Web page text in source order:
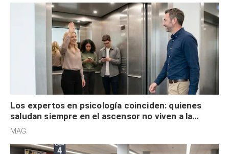
Los expertos en psicología coinciden: quienes
saludan siempre en el ascensor no viven a la
defensiva y tienen apertura social
MAG.